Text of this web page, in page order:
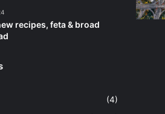
recipes, feta & broad
(4)